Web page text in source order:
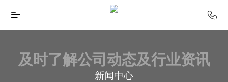
及时了解公司动态及行业资讯
新闻中心